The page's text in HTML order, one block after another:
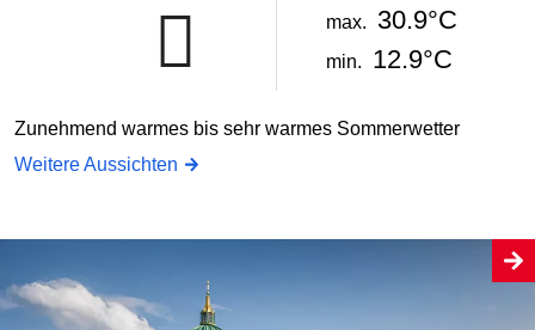
max. 30.9°C
min. 12.9°C
Zunehmend warmes bis sehr warmes Sommerwetter
Weitere Aussichten